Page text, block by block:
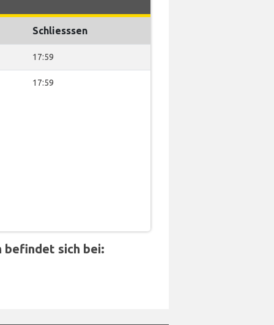
Schliesssen
17:59
17:59
befindet sich bei: